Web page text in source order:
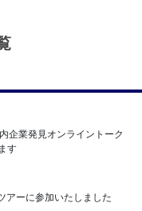
企業発見オンライントーク
す
アーに参加いたしました